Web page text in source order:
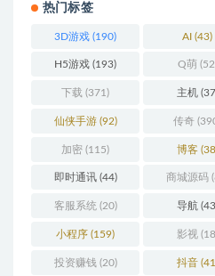
热门标签
3D游戏 (190) AI (43)
H5游戏 (193) Q萌
下载 (371) 主机
仙侠手游(92) 传奇
加密 (115) 博客
即时通讯(44) 商城源码
客服系统 (20) 导航
小程序 (159) 影视
投资赚钱 (20) 抖音